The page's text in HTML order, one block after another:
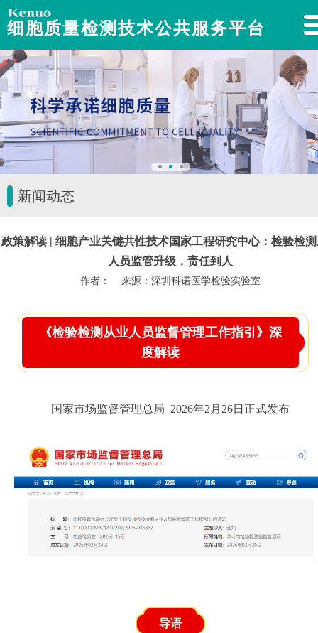
细胞质量检测技术公共服务平台
新闻动态
政策解读 | 细胞产业关键共性技术国家工程研究中心：检验检
人员监管升级，责任到人
作者： 来源：深圳科诺医学检验实验室
《检验检测从业人员监督管理工作指引》深
度解读
国家市场监督管理总局 2026年2月26日正式发布
导语